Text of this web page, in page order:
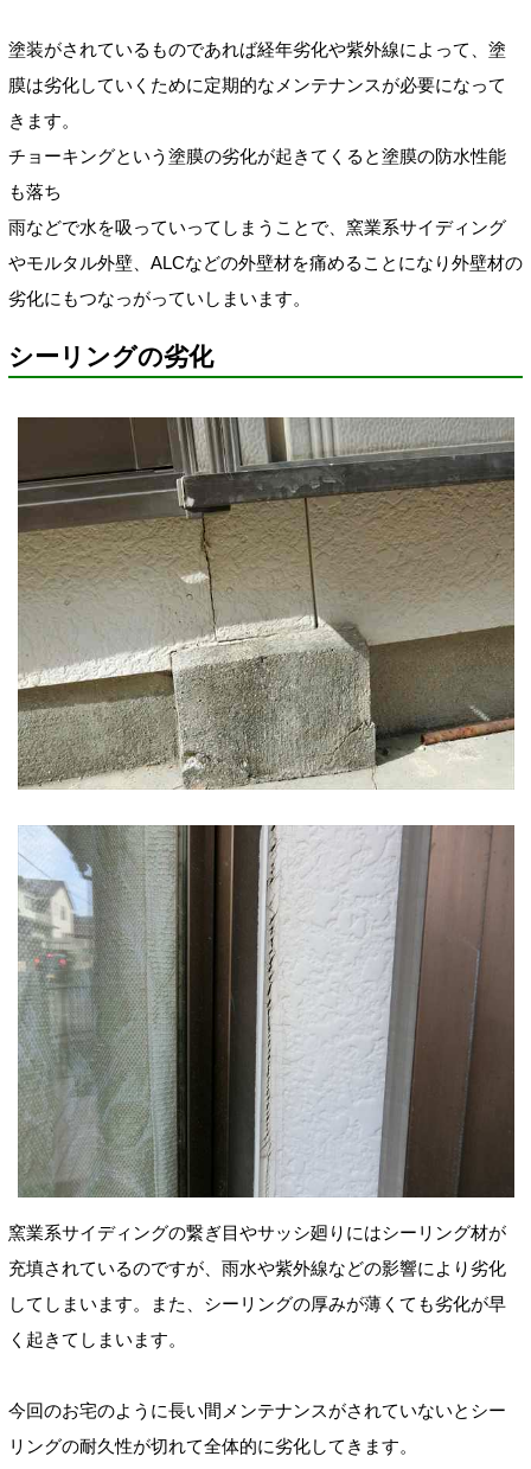
塗装がされているものであれば経年劣化や紫外線によって、塗
膜は劣化していくために定期的なメンテナンスが必要になって
きます。
チョーキングという塗膜の劣化が起きてくると塗膜の防水性能
も落ち
雨などで水を吸っていってしまうことで、窯業系サイディング
やモルタル外壁、ALCなどの外壁材を痛めることになり外壁材の
劣化にもつなっがっていしまいます。
シーリングの劣化
窯業系サイディングの繋ぎ目やサッシ廻りにはシーリング材が
充填されているのですが、雨水や紫外線などの影響により劣化
してしまいます。また、シーリングの厚みが薄くても劣化が早
く起きてしまいます。
今回のお宅のように長い間メンテナンスがされていないとシー
リングの耐久性が切れて全体的に劣化してきます。